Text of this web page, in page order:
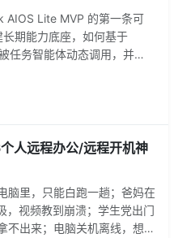
AIOS Lite MVP 的第一条可
期能力底座，如何基于
任务智能体动态调用，并在
闭环与分层沉淀。5 月 16
基管理新路径的系统回
人远程办公/远程开机神
脑里，只能白跑一趟；爸妈在
，视频教到崩溃；学生党出门
不出来；电脑关机离线，想远